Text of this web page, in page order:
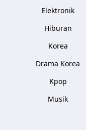
Elektronik
Hiburan
Korea
Drama Korea
Kpop
Musik